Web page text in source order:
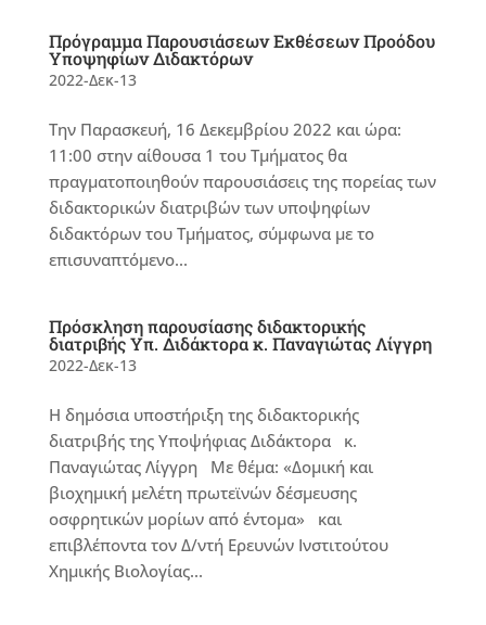
Πρόγραμμα Παρουσιάσεων Εκθέσεων Προόδου
Υποψηφίων Διδακτόρων
2022-Δεκ-13
Την Παρασκευή, 16 Δεκεμβρίου 2022 και ώρα:
11:00 στην αίθουσα 1 του Τμήματος θα
πραγματοποιηθούν παρουσιάσεις της πορείας των
διδακτορικών διατριβών των υποψηφίων
διδακτόρων του Τμήματος, σύμφωνα με το
επισυναπτόμενο...
Πρόσκληση παρουσίασης διδακτορικής
διατριβής Υπ. Διδάκτορα κ. Παναγιώτας Λίγγρη
2022-Δεκ-13
Η δημόσια υποστήριξη της διδακτορικής
διατριβής της Υποψήφιας Διδάκτορα κ.
Παναγιώτας Λίγγρη Με θέμα: «Δομική και
βιοχημική μελέτη πρωτεϊνών δέσμευσης
οσφρητικών μορίων από έντομα» και
επιβλέποντα τον Δ/ντή Ερευνών Ινστιτούτου
Χημικής Βιολογίας...